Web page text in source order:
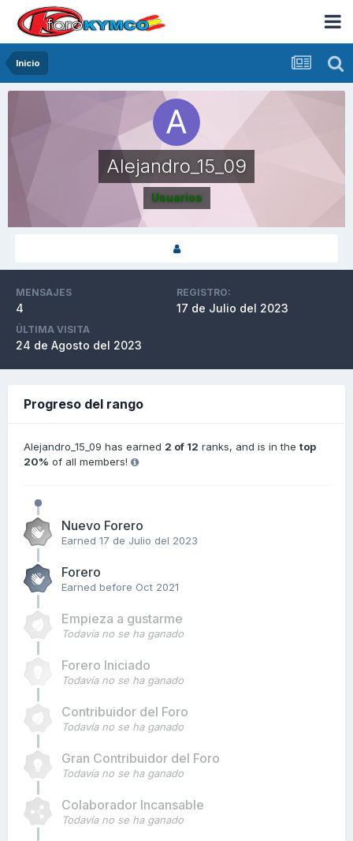
Inicio
Alejandro_15_09
Usuarios
MENSAJES
4
REGISTRO:
17 de Julio del 2023
ÚLTIMA VISITA
24 de Agosto del 2023
Progreso del rango
Alejandro_15_09 has earned 2 of 12 ranks, and is in the top
20% of all members!
Nuevo Forero
Earned 17 de Julio del 2023
Forero
Earned before Oct 2021
Empieza a gustarme
Todavía no se ha ganado
Forero Iniciado
Todavía no se ha ganado
Contribuidor del Foro
Todavía no se ha ganado
Gran Contribuidor del Foro
Todavía no se ha ganado
Colaborador Incansable
Todavía no se ha ganado